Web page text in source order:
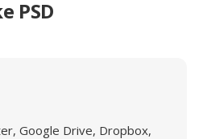
PSD
Google Drive, Dropbox,